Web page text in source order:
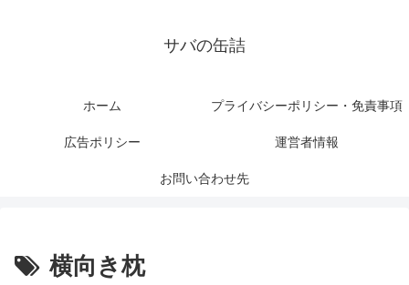
サバの缶詰
ホーム プライバシーポリシー・免責事項
広告ポリシー 運営者情報
お問い合わせ先
横向き枕